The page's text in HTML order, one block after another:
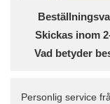
Skickas inom
Vad betyder
Personlig service